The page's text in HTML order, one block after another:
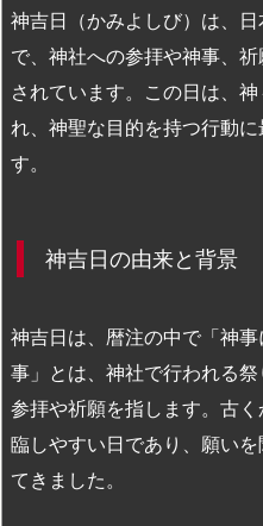
神吉日（かみよしび）は、
で、神社への参拝や神事、
されています。この日は、
れ、神聖な目的を持つ行動
す。
神吉日の由来と背景
神吉日は、暦注の中で「神
事」とは、神社で行われる
参拝や祈願を指します。古
臨しやすい日であり、願い
てきました。